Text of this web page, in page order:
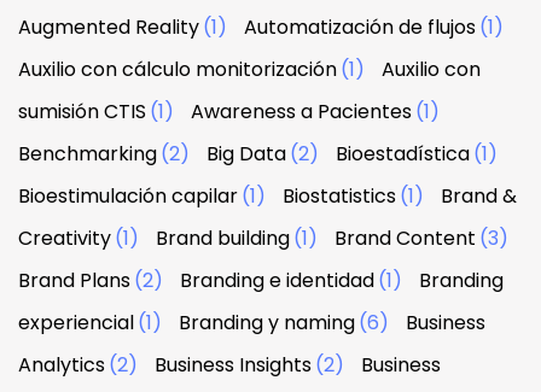
Augmented Reality(1) Automatización de flujos(1)
Auxilio con cálculo monitorización(1)
Auxilio con
sumisión CTIS (1) Awareness a Pacientes(1)
Benchmarking(2) Big Data(2) Bioestadística(1)
Bioestimulación capilar(1) Biostatistics(1)
Brand &
Creativity(1) Brand building(1) Brand Content (3)
Brand Plans(2) Branding e identidad(1)
Branding
experiencial(1) Branding y naming(6)
Business
Analytics(2) Business Insights(2)
Business